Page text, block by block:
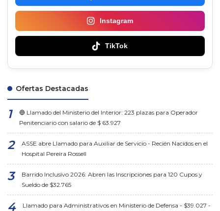
Instagram
TikTok
Ofertas Destacadas
🔵 Llamado del Ministerio del Interior: 223 plazas para Operador
Penitenciario con salario de $ 63.927
ASSE abre Llamado para Auxiliar de Servicio - Recién Nacidos en el
Hospital Pereira Rossell
Barrido Inclusivo 2026: Abren las Inscripciones para 120 Cupos y
Sueldo de $32.765
Llamado para Administrativos en Ministerio de Defensa - $39.027 -